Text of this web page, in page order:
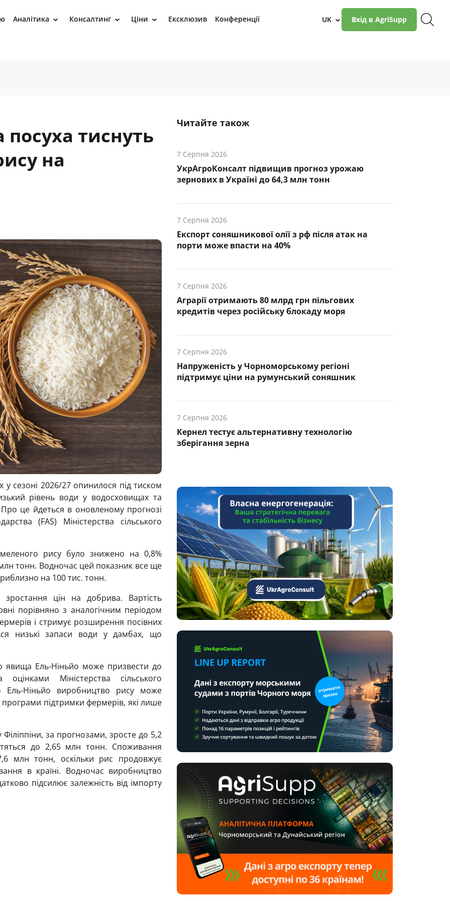
Аналітика › Консалтинг › Ціни › Ексклюзив Конференції UK › Вхід в AgriSupp
посуха тиснуть
на
сезоні 2026/27 опинилося під тиском
рівень води у водосховищах та
це йдеться в оновленому прогнозі
(FAS) Міністерства сільського
рису було знижено на 0,8%
тонн. Водночас цей показник все ще
на 100 тис. тонн.
цін на добрива. Вартість
порівняно з аналогічним періодом
і стримує розширення посівних
низькі запаси води у дамбах, що
явища Ель-Ніньйо може призвести до
Міністерства сільського
Ель-Ніньйо виробництво рису може
підтримки фермерів, які лише
за прогнозами, зросте до 5,2
до 2,65 млн тонн. Споживання
млн тонн, оскільки рис продовжує
в країні. Водночас виробництво
підсилює залежність від імпорту
Читайте також
7 Серпня 2026
УкрАгроКонсалт підвищив прогноз урожаю
зернових в Україні до 64,3 млн тонн
7 Серпня 2026
Експорт соняшникової олії з рф після атак на
порти може впасти на 40%
7 Серпня 2026
Аграрії отримають 80 млрд грн пільгових
кредитів через російську блокаду моря
7 Серпня 2026
Напруженість у Чорноморському регіоні
підтримує ціни на румунський соняшник
7 Серпня 2026
Кернел тестує альтернативну технологію
зберігання зерна